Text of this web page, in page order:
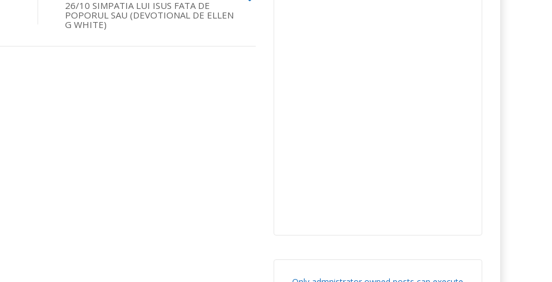
26/10 SIMPATIA LUI ISUS FATA DE
POPORUL SAU (DEVOTIONAL DE ELLEN
G WHITE)